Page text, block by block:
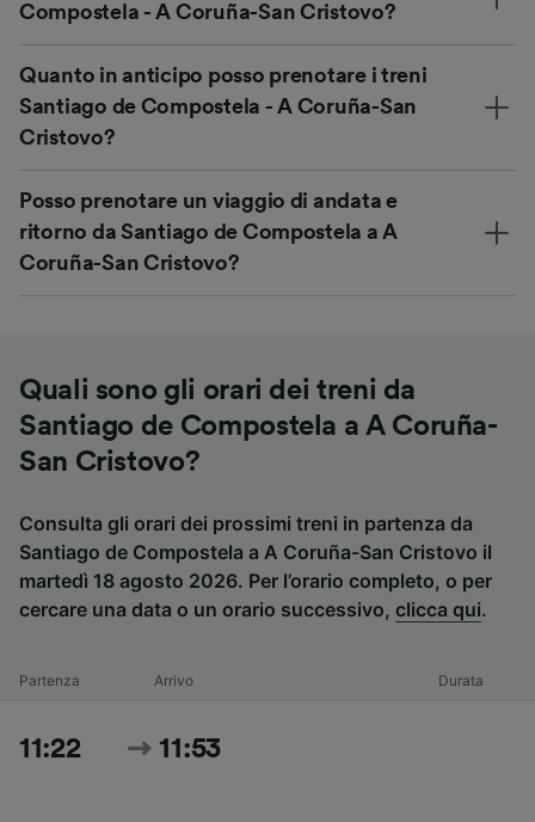
Compostela - A Coruña-San Cristovo?
Quanto in anticipo posso prenotare i treni
Santiago de Compostela - A Coruña-San
Cristovo?
Posso prenotare un viaggio di andata e
ritorno da Santiago de Compostela a A
Coruña-San Cristovo?
Quali sono gli orari dei treni da
Santiago de Compostela a A Coruña-
San Cristovo?
Consulta gli orari dei prossimi treni in partenza da
Santiago de Compostela a A Coruña-San Cristovo il
martedì 18 agosto 2026. Per l’orario completo, o per
cercare una data o un orario successivo, clicca qui.
Partenza Arrivo Durata
11:22 11:53